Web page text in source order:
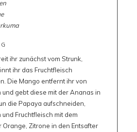
ihr zunächst vom Strunk,
ihr das Fruchtfleisch
Die Mango entfernt ihr von
und gebt diese mit der Ananas in
die Papaya aufschneiden,
Fruchtfleisch mit dem
Orange, Zitrone in den Entsafter